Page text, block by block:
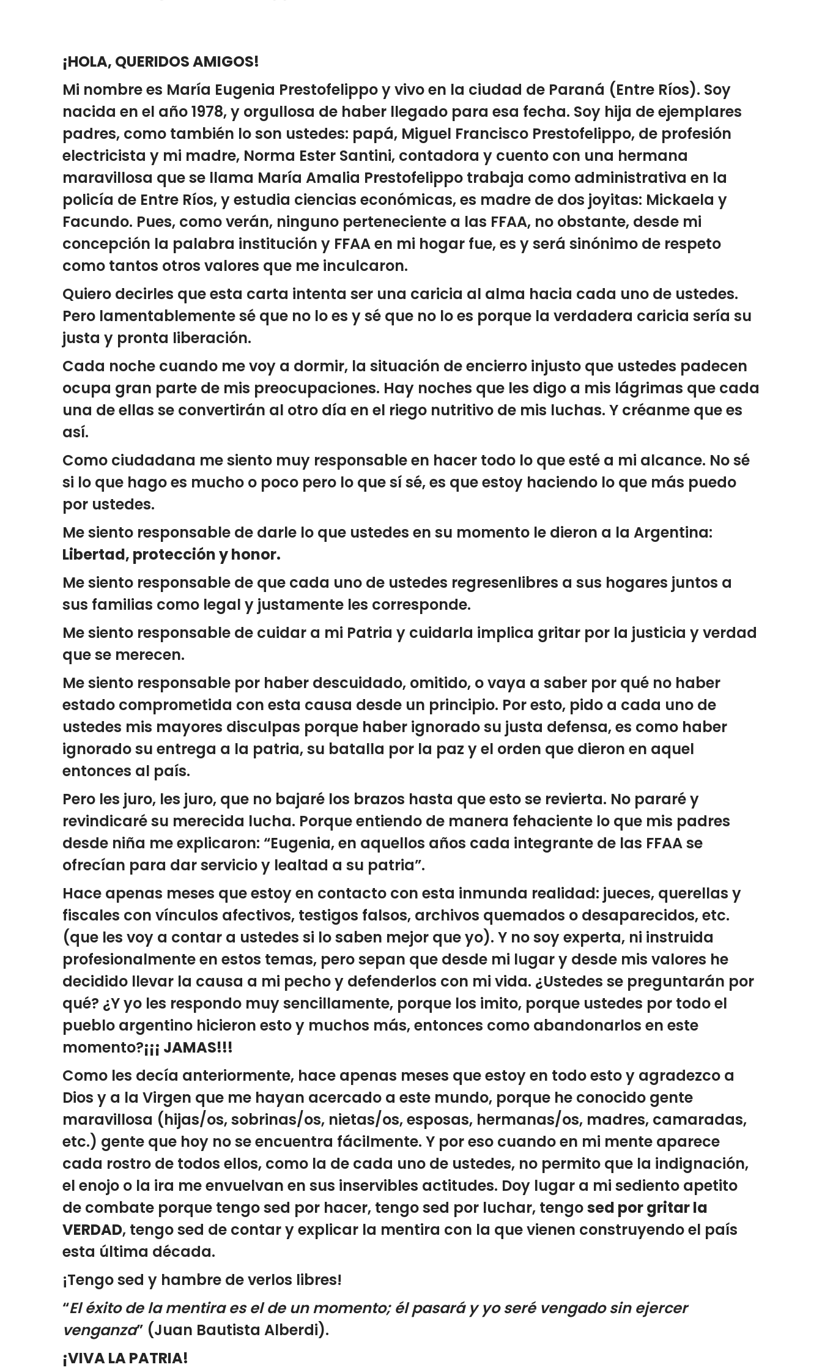
¡HOLA, QUERIDOS AMIGOS!
Mi nombre es María Eugenia Prestofelippo y vivo en la ciudad de Paraná (Entre Ríos). Soy
nacida en el año 1978, y orgullosa de haber llegado para esa fecha. Soy hija de ejemplares
padres, como también lo son ustedes: papá, Miguel Francisco Prestofelippo, de profesión
electricista y mi madre, Norma Ester Santini, contadora y cuento con una hermana
maravillosa que se llama María Amalia Prestofelippo trabaja como administrativa en la
policía de Entre Ríos, y estudia ciencias económicas, es madre de dos joyitas: Mickaela y
Facundo. Pues, como verán, ninguno perteneciente a las FFAA, no obstante, desde mi
concepción la palabra institución y FFAA en mi hogar fue, es y será sinónimo de respeto
como tantos otros valores que me inculcaron.
Quiero decirles que esta carta intenta ser una caricia al alma hacia cada uno de ustedes.
Pero lamentablemente sé que no lo es y sé que no lo es porque la verdadera caricia sería su
justa y pronta liberación.
Cada noche cuando me voy a dormir, la situación de encierro injusto que ustedes padecen
ocupa gran parte de mis preocupaciones. Hay noches que les digo a mis lágrimas que cada
una de ellas se convertirán al otro día en el riego nutritivo de mis luchas. Y créanme que es
así.
Como ciudadana me siento muy responsable en hacer todo lo que esté a mi alcance. No sé
si lo que hago es mucho o poco pero lo que sí sé, es que estoy haciendo lo que más puedo
por ustedes.
Me siento responsable de darle lo que ustedes en su momento le dieron a la Argentina:
Libertad, protección y honor.
Me siento responsable de que cada uno de ustedes regresenlibres a sus hogares juntos a
sus familias como legal y justamente les corresponde.
Me siento responsable de cuidar a mi Patria y cuidarla implica gritar por la justicia y verdad
que se merecen.
Me siento responsable por haber descuidado, omitido, o vaya a saber por qué no haber
estado comprometida con esta causa desde un principio. Por esto, pido a cada uno de
ustedes mis mayores disculpas porque haber ignorado su justa defensa, es como haber
ignorado su entrega a la patria, su batalla por la paz y el orden que dieron en aquel
entonces al país.
Pero les juro, les juro, que no bajaré los brazos hasta que esto se revierta. No pararé y
revindicaré su merecida lucha. Porque entiendo de manera fehaciente lo que mis padres
desde niña me explicaron: “Eugenia, en aquellos años cada integrante de las FFAA se
ofrecían para dar servicio y lealtad a su patria”.
Hace apenas meses que estoy en contacto con esta inmunda realidad: jueces, querellas y
fiscales con vínculos afectivos, testigos falsos, archivos quemados o desaparecidos, etc.
(que les voy a contar a ustedes si lo saben mejor que yo). Y no soy experta, ni instruida
profesionalmente en estos temas, pero sepan que desde mi lugar y desde mis valores he
decidido llevar la causa a mi pecho y defenderlos con mi vida. ¿Ustedes se preguntarán por
qué? ¿Y yo les respondo muy sencillamente, porque los imito, porque ustedes por todo el
pueblo argentino hicieron esto y muchos más, entonces como abandonarlos en este
momento?¡¡¡ JAMAS!!!
Como les decía anteriormente, hace apenas meses que estoy en todo esto y agradezco a
Dios y a la Virgen que me hayan acercado a este mundo, porque he conocido gente
maravillosa (hijas/os, sobrinas/os, nietas/os, esposas, hermanas/os, madres, camaradas,
etc.) gente que hoy no se encuentra fácilmente. Y por eso cuando en mi mente aparece
cada rostro de todos ellos, como la de cada uno de ustedes, no permito que la indignación,
el enojo o la ira me envuelvan en sus inservibles actitudes. Doy lugar a mi sediento apetito
de combate porque tengo sed por hacer, tengo sed por luchar, tengosed por gritar la
VERDAD, tengo sed de contar y explicar la mentira con la que vienen construyendo el país
esta última década.
¡Tengo sed y hambre de verlos libres!
“El éxito de la mentira es el de un momento; él pasará y yo seré vengado sin ejercer
venganza” (Juan Bautista Alberdi).
¡VIVA LA PATRIA!